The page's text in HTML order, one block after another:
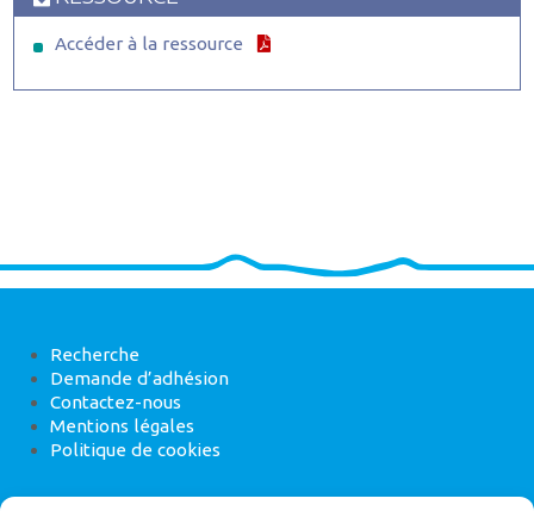
Accéder à la ressource
Recherche
Demande d’adhésion
Contactez-nous
Mentions légales
Politique de cookies